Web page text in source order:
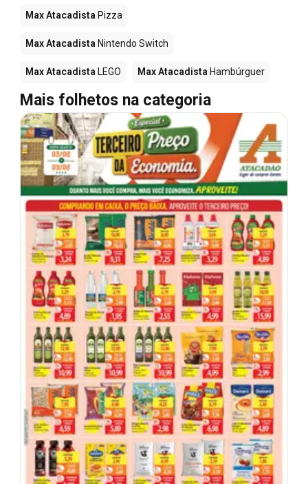
Max Atacadista Pizza
Max Atacadista Nintendo Switch
Max Atacadista LEGO Max Atacadista Hambúrguer
Mais folhetos na categoria